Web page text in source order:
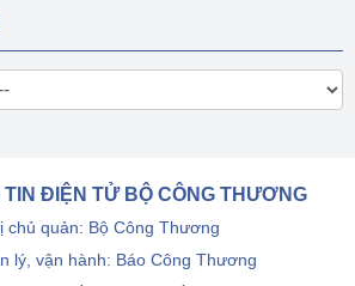
TIN ĐIỆN TỬ BỘ CÔNG THƯƠNG
chủ quản: Bộ Công Thương
lý, vận hành: Báo Công Thương